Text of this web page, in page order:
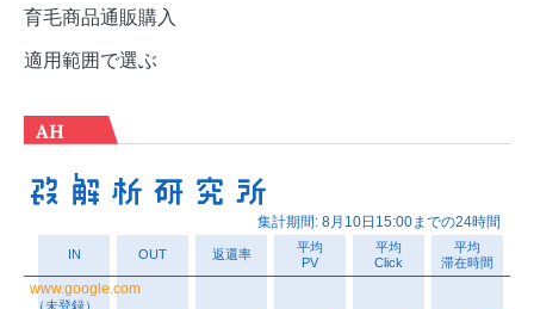
育毛商品通販購入
適用範囲で選ぶ
AH